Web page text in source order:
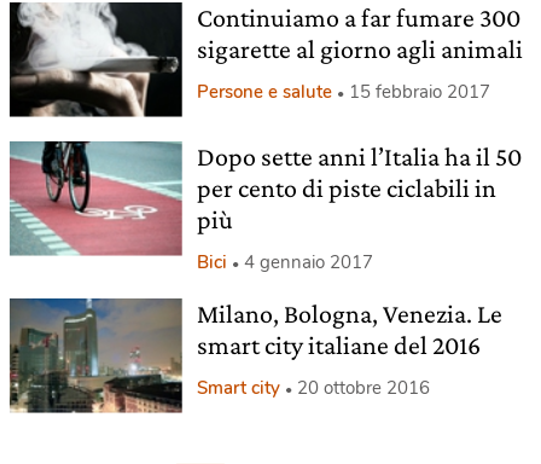
Continuiamo a far fumare 300
sigarette al giorno agli animali
Persone e salute 15 febbraio 2017
Dopo sette anni l’Italia ha il 50
per cento di piste ciclabili in
più
Bici 4 gennaio 2017
Milano, Bologna, Venezia. Le
smart city italiane del 2016
Smart city 20 ottobre 2016